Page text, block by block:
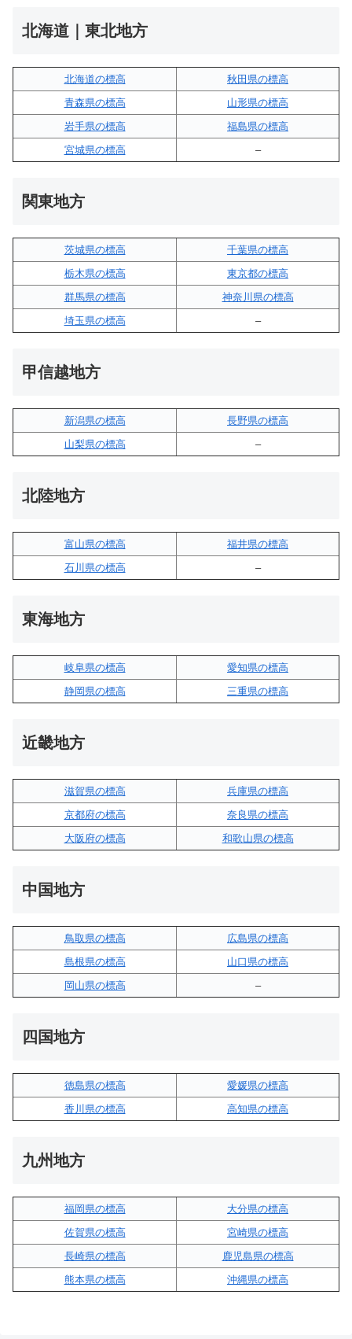
北海道｜東北地方
北海道の標高
秋田県の標高
青森県の標高
山形県の標高
岩手県の標高
福島県の標高
宮城県の標高
–
関東地方
茨城県の標高
千葉県の標高
栃木県の標高
東京都の標高
群馬県の標高
神奈川県の標高
埼玉県の標高
–
甲信越地方
新潟県の標高
長野県の標高
山梨県の標高
–
北陸地方
富山県の標高
福井県の標高
石川県の標高
–
東海地方
岐阜県の標高
愛知県の標高
静岡県の標高
三重県の標高
近畿地方
滋賀県の標高
兵庫県の標高
京都府の標高
奈良県の標高
大阪府の標高
和歌山県の標高
中国地方
鳥取県の標高
広島県の標高
島根県の標高
山口県の標高
岡山県の標高
–
四国地方
徳島県の標高
愛媛県の標高
香川県の標高
高知県の標高
九州地方
福岡県の標高
大分県の標高
佐賀県の標高
宮崎県の標高
長崎県の標高
鹿児島県の標高
熊本県の標高
沖縄県の標高